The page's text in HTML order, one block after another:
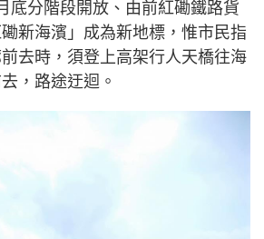
底分階段開放、由前紅磡鐵路貨
新海濱」成為新地標，惟市民指
去時，須登上高架行人天橋往海
，路途迂迴。